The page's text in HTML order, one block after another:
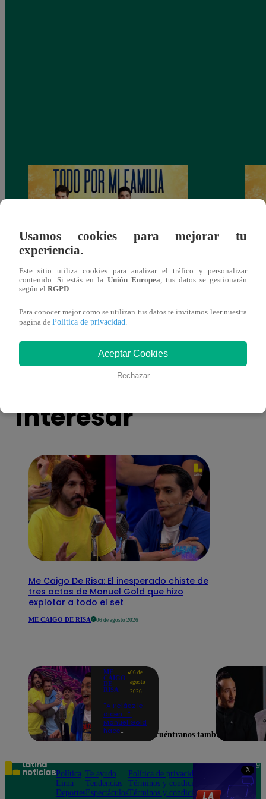
X
Todo por mi familia, Sábado 13 de
diciembre – capítulo 162, completo
También te puede
interesar
Me Caigo De Risa: El inesperado chiste de
tres actos de Manuel Gold que hizo
explotar a todo el set
ME CAIGO DE RISA 06 de agosto 2026
ME
CAIGO
DE
RISA
06 de
agosto
2026
"A Peláez le
dicen...":
Manuel Gold
hace
de contar el
chiste
Usamos cookies para mejorar tu
experiencia.
Este sitio utiliza cookies para analizar el tráfico y personalizar
contenido. Si estás en la Unión Europea , tus datos se gestionarán
según el RGPD
Para conocer mejor como se utilizan tus datos te invitamos leer nuestra
pagina de Política de privacidad
Aceptar Cookies
Rechazar
Encuéntranos también en
Política
Lima
Deportes
Te ayudo
Tendencias
Espectáculos
Política de privacidad
Términos y condiciones
Términos y condiciones
Teléfono: 219
Av. San
Felipe 968